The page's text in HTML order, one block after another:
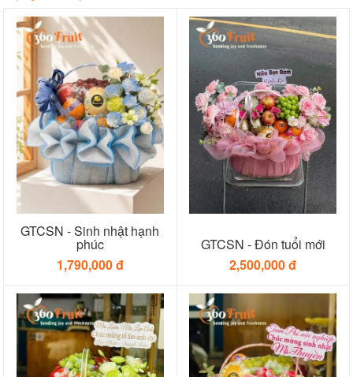
GTCSN - Sinh nhật hạnh
phúc
1,790,000 đ
GTCSN - Đón tuổi mới
2,500,000 đ